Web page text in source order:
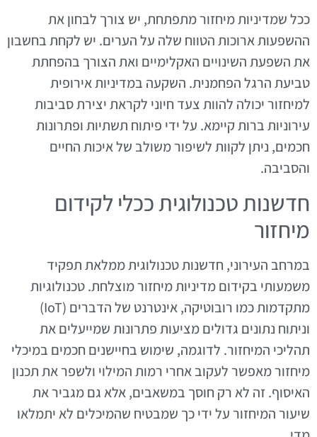
ככל שמדיניות מיחזור מתפתחת, יש צורך לבחון את
ההשפעות ארוכות הטווח שלה על הערים. יש לקחת בחשבון
את השפעת השינויים האקלימיים ואת הצורך בהפחתת
טביעת הרגל הפחמנית. השקעה במדיניות אירופית
למיחזור יכולה להוות צעד חיוני לקראת יצירת סביבות
עירוניות ברות קיימא. על ידי פיתוח תשתיות ופתרונות
חכמים, ניתן לקוות לשיפור משולב של איכות החיים
והסביבה.
חדשנות טכנולוגית ככלי לקידום
מיחזור
במרחב העירוני, חדשנות טכנולוגית ממלאת תפקיד
משמעותי בקידום מדיניות מיחזור מוצלחת. טכנולוגיות
מתקדמות כמו רובוטיקה, אינטרנט של הדברים (IoT)
וניתוח נתונים גדולים מציעות פתרונות שמייעלים את
תהליכי המיחזור. לדוגמה, שימוש בחיישנים חכמים במיכלי
מיחזור מאפשר לעקוב אחרי רמות המילוי ולשפר את תכנון
האיסוף. זה לא רק חוסך במשאבים, אלא גם מגביר את
שיעור המיחזור על ידי כך שמבטיח שהמיכלים לא יתמלאו